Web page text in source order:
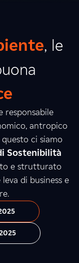
, le
responsabile
antropico
ci siamo
Sostenibilità
e strutturato
di business e